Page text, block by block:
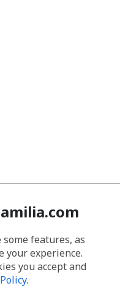
features, as
your experience.
you accept and
.